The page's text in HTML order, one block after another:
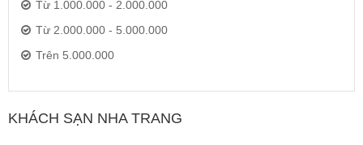
KHÁCH SẠN NHA TRANG
Từ 1.000.000 - 2.000.000
Từ 2.000.000 - 5.000.000
Trên 5.000.000